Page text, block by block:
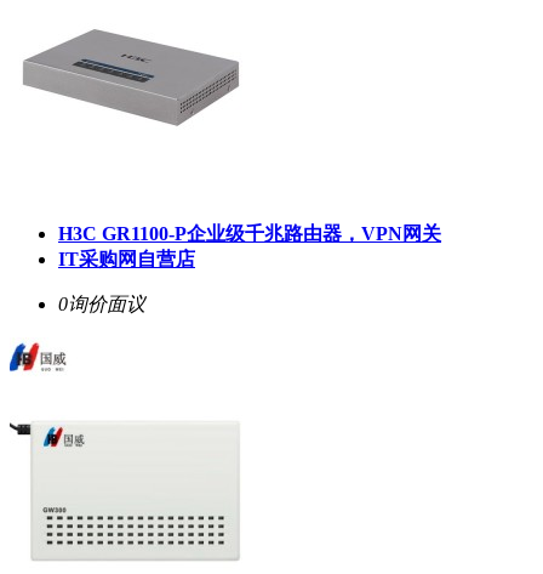
H3C GR1100-P企业级千兆路由器，VPN网关
IT采购网自营店
0询价面议